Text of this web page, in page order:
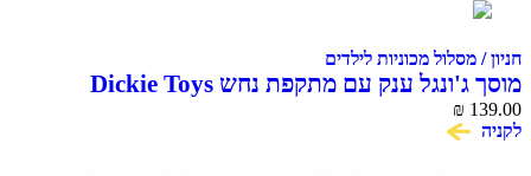
חניון / מסלול מכוניות לילדים
מוסך ג'ונגל ענק עם מתקפת נחש Dickie Toys
₪ 139.00
לקניה